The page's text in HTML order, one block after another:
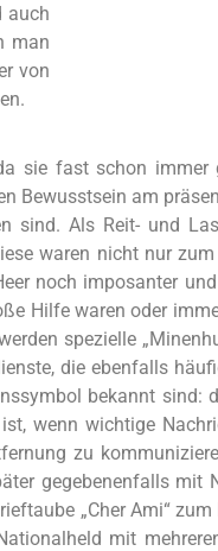
auch
man
von
sie fast schon
Bewusstsein am
sind. Als Reit- und
waren nicht nur
noch imposanter
Hilfe waren oder
spezielle
die ebenfalls
bekannt sind:
wenn wichtige
zu
gegebenenfalls mit
„Cher Ami“
mit